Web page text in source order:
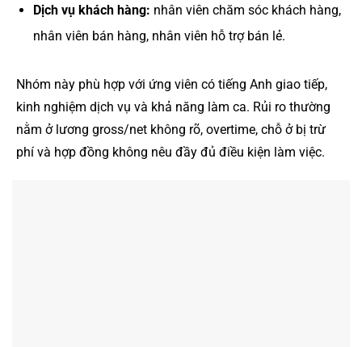
Dịch vụ khách hàng: nhân viên chăm sóc khách hàng,
nhân viên bán hàng, nhân viên hỗ trợ bán lẻ.
Nhóm này phù hợp với ứng viên có tiếng Anh giao tiếp,
kinh nghiệm dịch vụ và khả năng làm ca. Rủi ro thường
nằm ở lương gross/net không rõ, overtime, chỗ ở bị trừ
phí và hợp đồng không nêu đầy đủ điều kiện làm việc.